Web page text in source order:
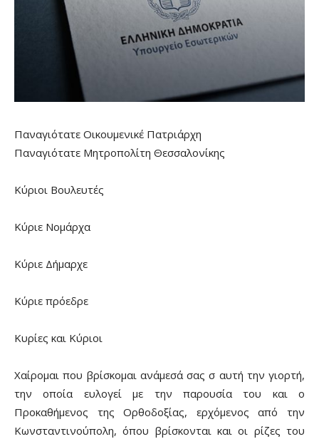
Παναγιότατε Οικουμενικέ Πατριάρχη
Παναγιότατε Μητροπολίτη Θεσσαλονίκης
Κύριοι Βουλευτές
Κύριε Νομάρχα
Κύριε Δήμαρχε
Κύριε πρόεδρε
Κυρίες και Κύριοι
Χαίρομαι που βρίσκομαι ανάμεσά σας σ αυτή την γιορτή,
την οποία ευλογεί με την παρουσία του και ο
Προκαθήμενος της Ορθοδοξίας, ερχόμενος από την
Κωνσταντινούπολη, όπου βρίσκονται και οι ρίζες του